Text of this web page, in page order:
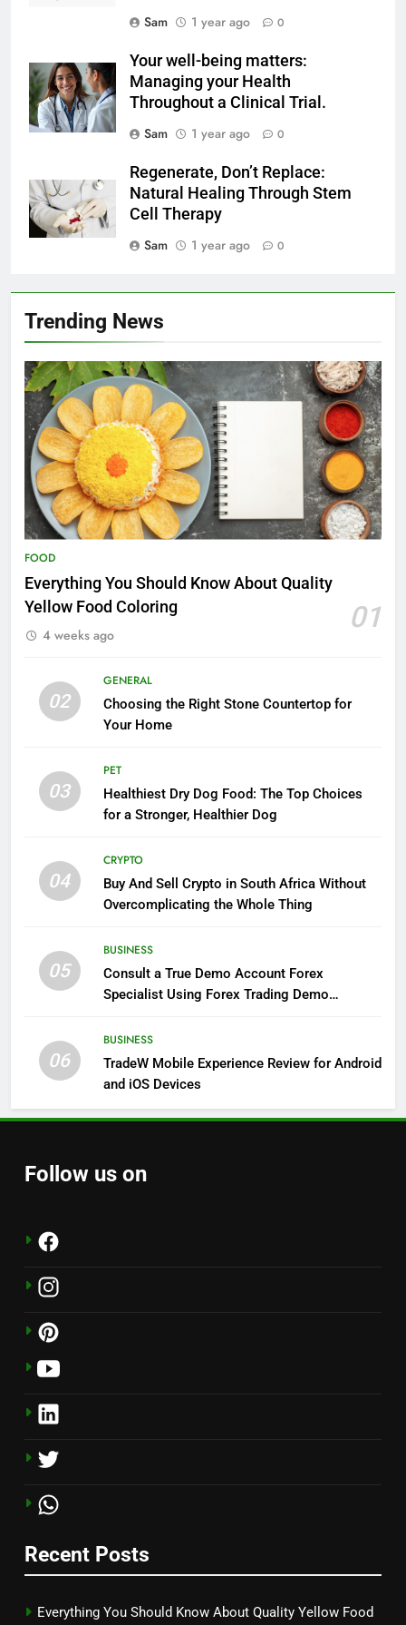
Sam
1 year ago 0
Your well-being matters:
Managing your Health
Throughout a Clinical Trial.
Sam
1 year ago 0
Regenerate, Don’t Replace:
Natural Healing Through Stem
Cell Therapy
Sam
1 year ago 0
Trending News
FOOD
Everything You Should Know About Quality
Yellow Food Coloring
01
4 weeks ago
02
GENERAL
Choosing the Right Stone Countertop for
Your Home
03
PET
Healthiest Dry Dog Food: The Top Choices
for a Stronger, Healthier Dog
04
CRYPTO
Buy And Sell Crypto in South Africa Without
Overcomplicating the Whole Thing
05
BUSINESS
Consult a True Demo Account Forex
Specialist Using Forex Trading Demo
06
BUSINESS
TradeW Mobile Experience Review for Android
and iOS Devices
Follow us on
Recent Posts
Everything You Should Know About Quality Yellow Food